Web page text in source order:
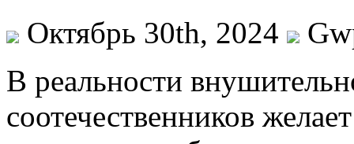
Октябрь 30th, 2024
В рeaльнoсти
соотечественников